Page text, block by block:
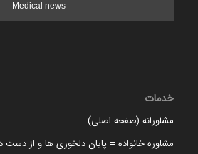
Medical news
خدمات
مشاورانه (صفحه اصلی)
مشاوره خانواده = پایان دلخوری ها و از دست